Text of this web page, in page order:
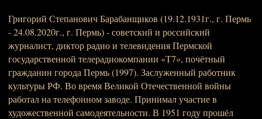
Григорий Степанович Барабанщиков (19.12.1931г., г. Пермь
- 24.08.2020г., г. Пермь) - советский и российский
журналист, диктор радио и телевидения Пермской
государственной телерадиокомпании «Т7», почётный
гражданин города Пермь (1997). Заслуженный работник
культуры РФ. Во время Великой Отечественной войны
работал на телефонном заводе. Принимал участие в
художественной самодеятельности. В 1951 году прошёл